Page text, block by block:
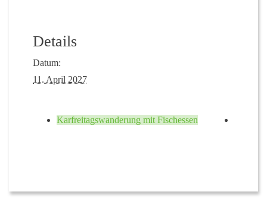
Details
Datum:
11. April 2027
Karfreitagswanderung mit Fischessen